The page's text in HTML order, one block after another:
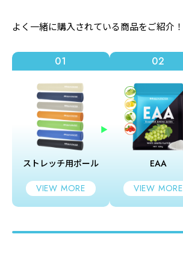
よく一緒に購入されている商品をご紹介！
01
ストレッチ用ポール
VIEW MORE
02
EAA
VIEW MORE